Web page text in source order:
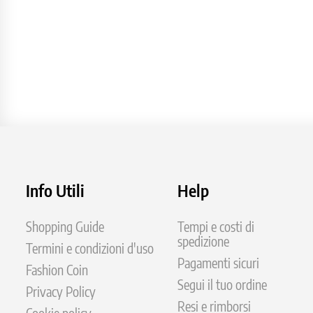
Info Utili
Shopping Guide
Termini e condizioni d'uso
Fashion Coin
Privacy Policy
Help
Tempi e costi di
spedizione
Pagamenti sicuri
Segui il tuo ordine
Resi e rimborsi